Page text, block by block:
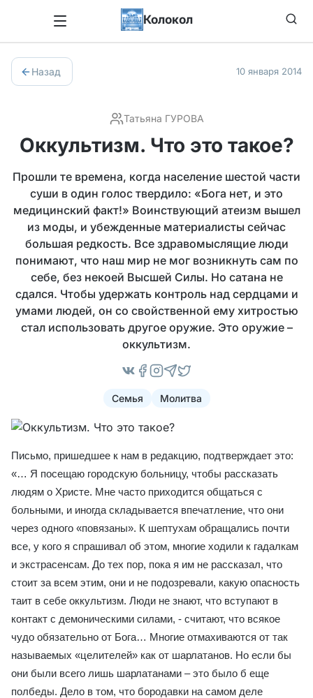
Колокол
Назад 10 января 2014
Татьяна ГУРОВА
Оккультизм. Что это такое?
Прошли те времена, когда население шестой части
суши в один голос твердило: «Бога нет, и это
медицинский факт!» Воинствующий атеизм вышел
из моды, и убежденные материалисты сейчас
большая редкость. Все здравомыслящие люди
понимают, что наш мир не мог возникнуть сам по
себе, без некоей Высшей Силы. Но сатана не
сдался. Чтобы удержать контроль над сердцами и
умами людей, он со свойственной ему хитростью
стал использовать другое оружие. Это оружие –
оккультизм.
Семья Молитва
Письмо, пришедшее к нам в редакцию, подтверждает это:
«… Я посещаю городскую больницу, чтобы рассказать
людям о Христе. Мне часто приходится общаться с
больными, и иногда складывается впечатление, что они
через одного «повязаны». К шептухам обращались почти
все, у кого я спрашивал об этом, многие ходили к гадалкам
и экстрасенсам. До тех пор, пока я им не рассказал, что
стоит за всем этим, они и не подозревали, какую опасность
таит в себе оккультизм. Люди не знают, что вступают в
контакт с демоническими силами, - считают, что всякое
чудо обязательно от Бога… Многие отмахиваются от так
называемых «целителей» как от шарлатанов. Но если бы
они были всего лишь шарлатанами – это было б еще
полбеды. Дело в том, что бородавки на самом деле